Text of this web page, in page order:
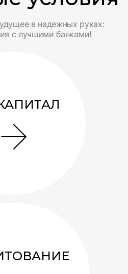
в надежных руках:
с лучшими банками!